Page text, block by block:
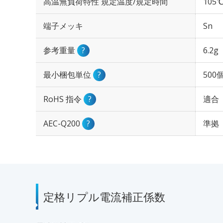
端子メッキ Sn
参考重量 ? 6.2g
最小梱包単位 ? 500
RoHS 指令 ? 適合
AEC-Q200 ? 準拠
定格リプル電流補正係数